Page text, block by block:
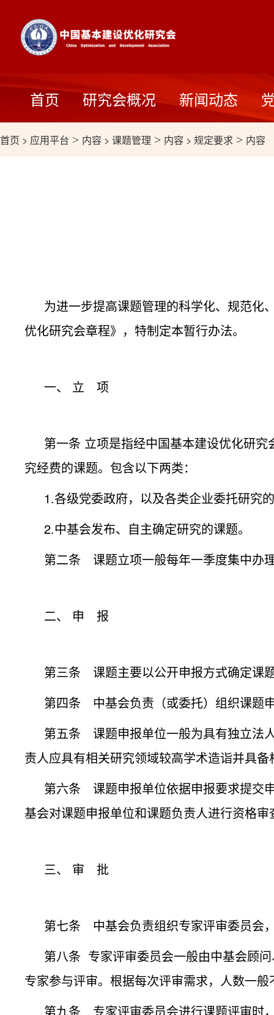
首页 研究会概况 新闻动态
首页 > 应用平台 > 内容 > 课题管理 > 内容 > 规定要求 > 内容
为进一步提高课题管理的科学化、规范化
优化研究会章程》，特制定本暂行办法。
一、 立 项
第一条 立项是指经中国基本建设优化研
究经费的课题。包含以下两类：
1.各级党委政府，以及各类企业委托研究
2.中基会发布、自主确定研究的课题。
第二条 课题立项一般每年一季度集中办
二、 申 报
第三条 课题主要以公开申报方式确定课
第四条 中基会负责（或委托）组织课题
第五条 课题申报单位一般为具有独立法
责人应具有相关研究领域较高学术造诣并具
第六条 课题申报单位依据申报要求提交
基会对课题申报单位和课题负责人进行资格审
三、 审 批
第七条 中基会负责组织专家评审委员会
第八条 专家评审委员会一般由中基会顾
专家参与评审。根据每次评审需求，人数一
第九条 专家评审委员会进行课题评审时